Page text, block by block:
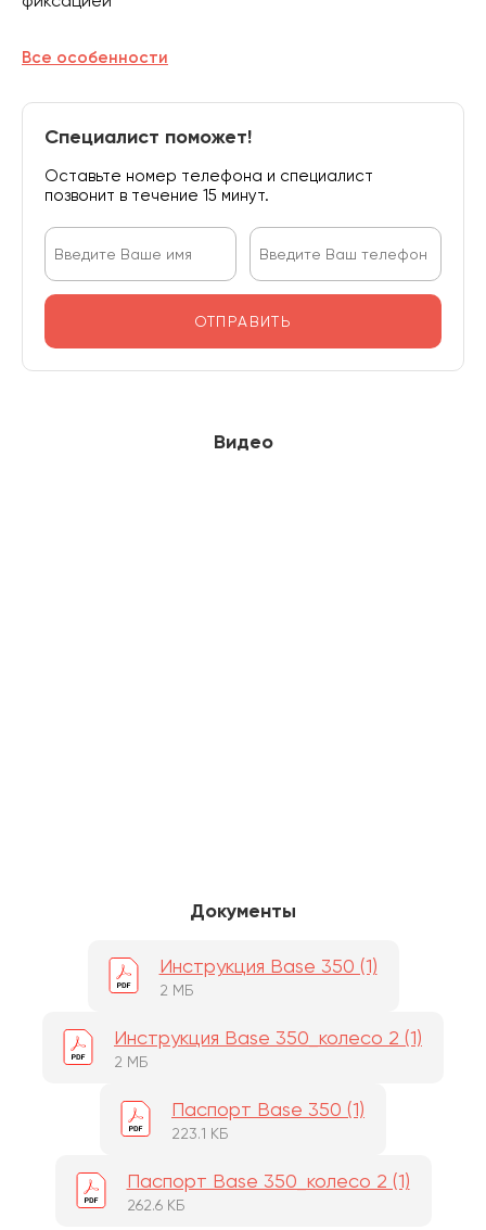
Все особенности
Специалист поможет!
Оставьте номер телефона и специалист
позвонит в течение 15 минут.
ОТПРАВИТЬ
Видео
Документы
Инструкция Base 350 (1)
2 МБ
Инструкция Base 350_колесо 2 (1)
2 МБ
Паспорт Base 350 (1)
223.1 КБ
Паспорт Base 350_колесо 2 (1)
262.6 КБ